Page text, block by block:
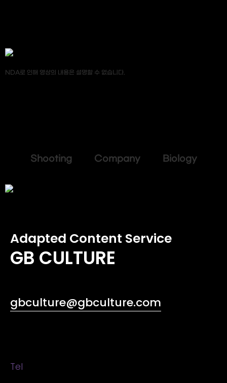
NDA로 인해 영상의 내용은 설명할 수 없습니다.
Shooting Company Biology
Adapted Content Service
GB CULTURE
gbculture@gbculture.com
Tel